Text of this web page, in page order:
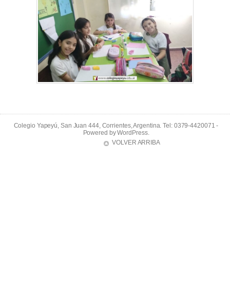
Colegio Yapeyú, San Juan 444, Corrientes, Argentina. Tel: 0379-4420071 -
Powered byWordPress.
VOLVER ARRIBA